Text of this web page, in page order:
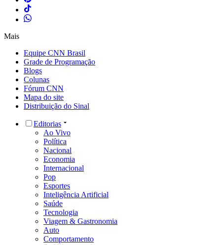
Mais
Equipe CNN Brasil
Grade de Programação
Blogs
Colunas
Fórum CNN
Mapa do site
Distribuição do Sinal
Editorias
Ao Vivo
Política
Nacional
Economia
Internacional
Pop
Esportes
Inteligência Artificial
Saúde
Tecnologia
Viagem & Gastronomia
Auto
Comportamento